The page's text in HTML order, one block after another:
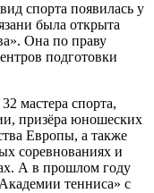
спорта появилась у
была открыта
Она по праву
подготовки
мастера спорта,
призёра юношеских
Европы, а также
соревнованиях и
А в прошлом году
тенниса» с